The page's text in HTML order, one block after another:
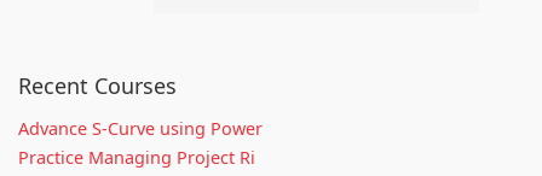
Recent Courses
Advance S-Curve using Power
Practice Managing Project Ri